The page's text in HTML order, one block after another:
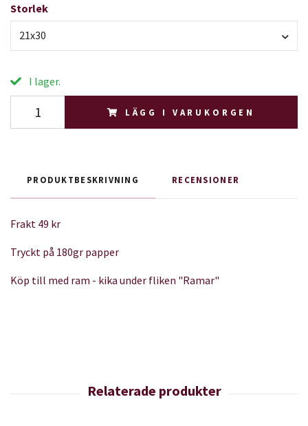
Storlek
21x30
I lager.
LÄGG I VARUKORGEN
PRODUKTBESKRIVNING RECENSIONER
Frakt 49 kr
Tryckt på 180gr papper
Köp till med ram - kika under fliken "Ramar"